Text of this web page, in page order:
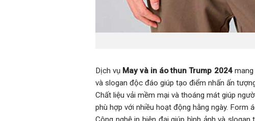
Dịch vụ May và in áo thun Trump 2024mang
và slogan độc đáo giúp tạo điểm nhấn ấn
Chất liệu vải mềm mại và thoáng mát giúp
phù hợp với nhiều hoạt động hằng ngày. Form